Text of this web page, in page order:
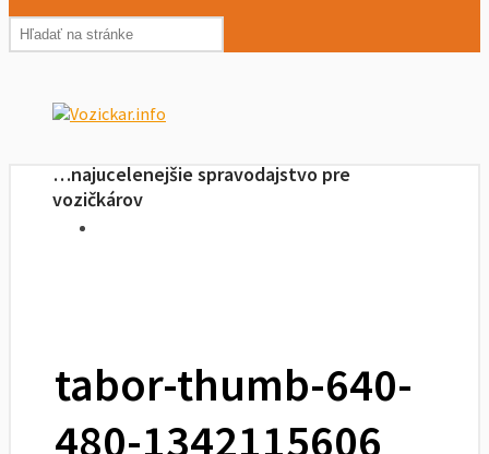
…najucelenejšie spravodajstvo pre
vozičkárov
tabor-thumb-640-
480-1342115606